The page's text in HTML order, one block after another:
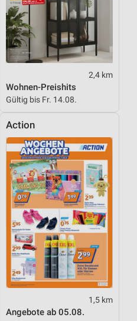
2,4 km
Wohnen-Preishits
Gültig bis Fr. 14.08.
Action
1,5 km
Angebote ab 05.08.